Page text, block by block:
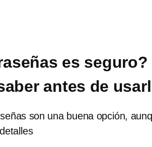
es seguro?
antes de
son una buena opción,